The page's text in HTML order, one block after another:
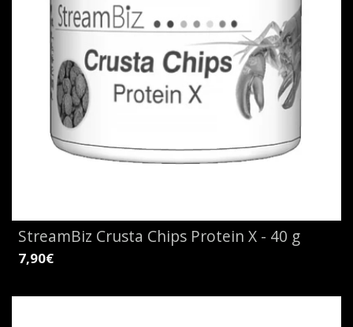
StreamBiz Crusta Chips Protein X - 40 g
7,90€